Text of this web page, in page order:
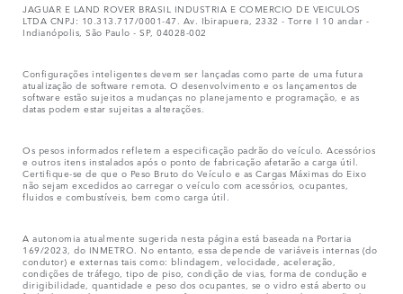
JAGUAR E LAND ROVER BRASIL INDUSTRIA E COMERCIO DE VEICULOS
LTDA CNPJ: 10.313.717/0001-47. Av. Ibirapuera, 2332 - Torre I 10 andar -
Indianópolis, São Paulo - SP, 04028-002
Configurações inteligentes devem ser lançadas como parte de uma futura
atualização de software remota. O desenvolvimento e os lançamentos de
software estão sujeitos a mudanças no planejamento e programação, e as
datas podem estar sujeitas a alterações.
Os pesos informados refletem a especificação padrão do veículo. Acessórios
e outros itens instalados após o ponto de fabricação afetarão a carga útil.
Certifique-se de que o Peso Bruto do Veículo e as Cargas Máximas do Eixo
não sejam excedidos ao carregar o veículo com acessórios, ocupantes,
fluidos e combustíveis, bem como carga útil.
A autonomia atualmente sugerida nesta página está baseada na Portaria
169/2023, do INMETRO. No entanto, essa depende de variáveis internas (do
condutor) e externas tais como: blindagem, velocidade, aceleração,
condições de tráfego, tipo de piso, condição de vias, forma de condução e
dirigibilidade, quantidade e peso dos ocupantes, se o vidro está aberto ou